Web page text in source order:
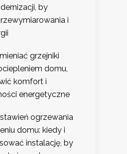
by
i
grzejniki
domu,
komfort i
energetyczne
ogrzewania
domu: kiedy i
instalację, by